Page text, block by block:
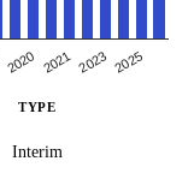
2020 2021 2023 2025
TYPE
Interim